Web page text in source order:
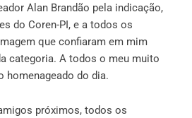
Alan Brandão pela indicação,
do Coren-PI, e a todos os
que confiaram em mim
categoria. A todos o meu muito
homenageado do dia.
próximos, todos os